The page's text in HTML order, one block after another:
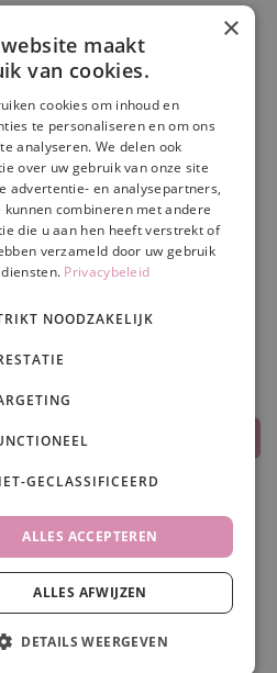
Filters
0
of korting
×
maakt
van cookies.
cookies om inhoud en
te personaliseren en om ons
analyseren. We delen ook
over uw gebruik van onze site
advertentie- en analysepartners,
kunnen combineren met andere
die u aan hen heeft verstrekt of
verzameld door uw gebruik
Privacybeleid
NOODZAKELIJK
GECLASSIFICEERD
ALLES ACCEPTEREN
ALLES AFWIJZEN
DETAILS WEERGEVEN